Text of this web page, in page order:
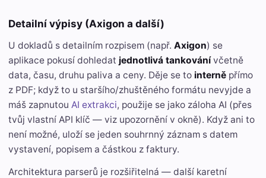
Detailní výpisy (Axigon a další)
U dokladů s detailním rozpisem (např. Axigon) se
aplikace pokusí dohledat jednotlivá tankovánívčetně
data, času, druhu paliva a ceny. Děje se to interně přímo
z PDF; když to u staršího/zhuštěného formátu nevyjde a
máš zapnutou AI extrakci, použije se jako záloha AI (přes
tvůj vlastní API klíč — viz upozornění v okně). Když ani to
není možné, uloží se jeden souhrnný záznam s datem
vystavení, popisem a částkou z faktury.
Architektura parserů je rozšiřitelná — další karetní